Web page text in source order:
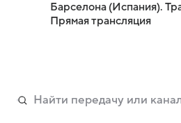
Барселона (Испания).
Прямая трансляция